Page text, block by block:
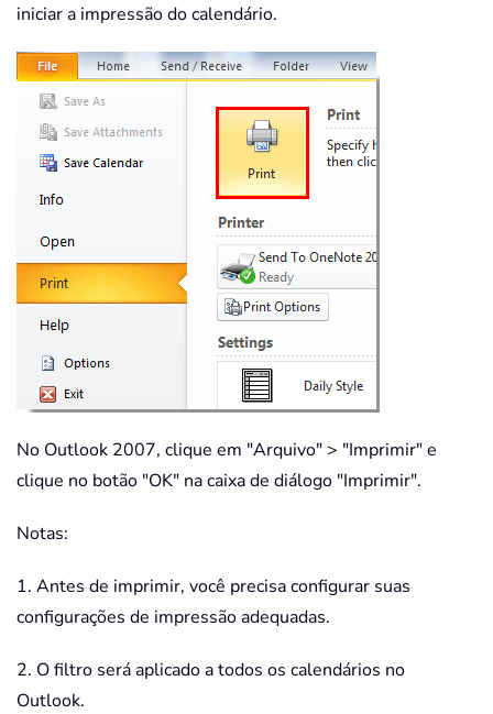
iniciar a impressão do calendário.
No Outlook 2007, clique em "Arquivo" > "Imprimir" e
clique no botão "OK" na caixa de diálogo "Imprimir".
Notas:
1. Antes de imprimir, você precisa configurar suas
configurações de impressão adequadas.
2. O filtro será aplicado a todos os calendários no
Outlook.